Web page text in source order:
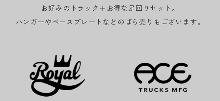
お好みのトラック＋お得な足回りセット。
ハンガーやベースプレートなどのばら売りもございます。